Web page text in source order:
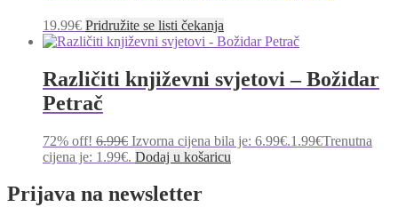
19.99€ Pridružite se listi čekanja
Različiti književni svjetovi – Božidar
Petrač
72% off! 6.99€ Izvorna cijena bila je: 6.99€.1.99€Trenutna
cijena je: 1.99€. Dodaj u košaricu
Prijava na newsletter